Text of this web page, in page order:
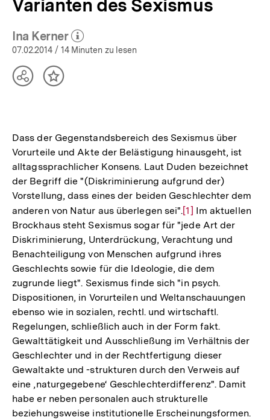
Varianten des Sexismus
Ina Kerner
(Mehr zum Autor)
öffnen
07.02.2014 / 14 Minuten zu lesen
TeilenInhalt
Dass der Gegenstandsbereich des Sexismus über
Vorurteile und Akte der Belästigung hinausgeht, ist
alltagssprachlicher Konsens. Laut Duden bezeichnet
der Begriff die "(Diskriminierung aufgrund der)
Vorstellung, dass eines der beiden Geschlechter dem
anderen von Natur aus überlegen sei".Zur
Auflösung
der
Fußnote
[1] Im aktuellen
Brockhaus steht Sexismus sogar für "jede Art der
Diskriminierung, Unterdrückung, Verachtung und
Benachteiligung von Menschen aufgrund ihres
Geschlechts sowie für die Ideologie, die dem
zugrunde liegt". Sexismus finde sich "in psych.
Dispositionen, in Vorurteilen und Weltanschauungen
ebenso wie in sozialen, rechtl. und wirtschaftl.
Regelungen, schließlich auch in der Form fakt.
Gewalttätigkeit und Ausschließung im Verhältnis der
Geschlechter und in der Rechtfertigung dieser
Gewaltakte und -strukturen durch den Verweis auf
eine ‚naturgegebene‘ Geschlechterdifferenz". Damit
habe er neben personalen auch strukturelle
beziehungsweise institutionelle Erscheinungsformen.